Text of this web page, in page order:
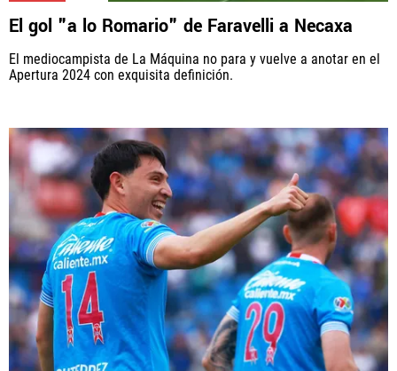
El gol "a lo Romario" de Faravelli a Necaxa
El mediocampista de La Máquina no para y vuelve a anotar en el
Apertura 2024 con exquisita definición.